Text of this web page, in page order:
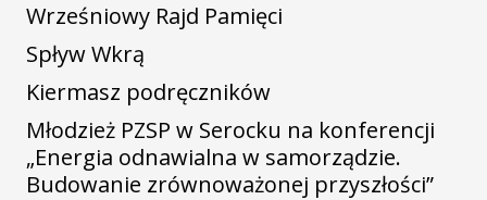
Wrześniowy Rajd Pamięci
Spływ Wkrą
Kiermasz podręczników
Młodzież PZSP w Serocku na konferencji
„Energia odnawialna w samorządzie.
Budowanie zrównoważonej przyszłości”